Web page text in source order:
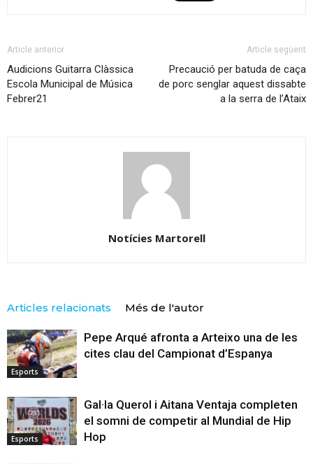
Article anterior
Audicions Guitarra Clàssica
Escola Municipal de Música
Febrer21
Article següent
Precaució per batuda de caça
de porc senglar aquest dissabte
a la serra de l’Ataix
Notícies Martorell
Articles relacionats Més de l'autor
Esports
Pepe Arqué afronta a Arteixo una de les
cites clau del Campionat d’Espanya
Esports
Gal·la Querol i Aitana Ventaja completen
el somni de competir al Mundial de Hip
Hop